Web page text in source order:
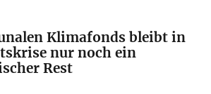
Klimafonds bleibt in
nur noch ein
Rest